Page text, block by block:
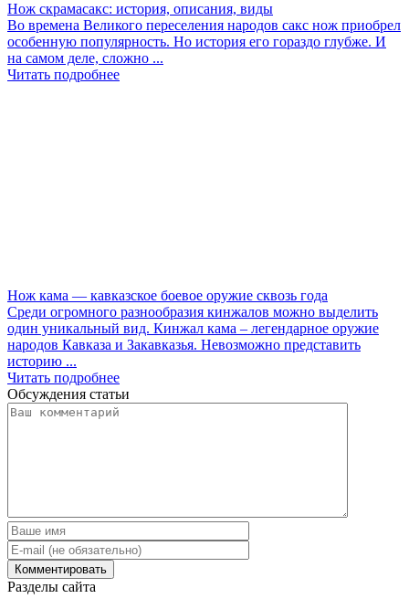
Нож скрамасакс: история, описания, виды
Во времена Великого переселения народов сакс нож приобрел
особенную популярность. Но история его гораздо глубже. И
на самом деле, сложно ...
Читать подробнее
Нож кама — кавказское боевое оружие сквозь года
Среди огромного разнообразия кинжалов можно выделить
один уникальный вид. Кинжал кама – легендарное оружие
народов Кавказа и Закавказья. Невозможно представить
историю ...
Читать подробнее
Обсуждения статьи
Разделы сайта